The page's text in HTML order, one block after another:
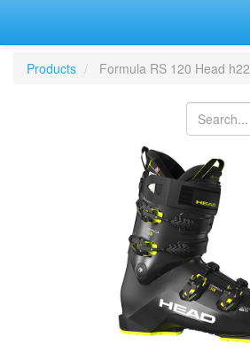
Products Formula RS 120 Head h22